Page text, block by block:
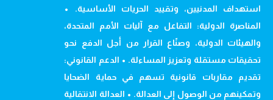
استهداف المدنيين، وتقييد الحريات الأساسية. •
المناصرة الدولية: التفاعل مع آليات الأمم المتحدة،
والهيئات الدولية، وصنّاع القرار من أجل الدفع نحو
تحقيقات مستقلة وتعزيز المساءلة. • الدعم القانوني:
تقديم مقاربات قانونية تسهم في حماية الضحايا
وتمكينهم من الوصول إلى العدالة. • العدالة الانتقالية